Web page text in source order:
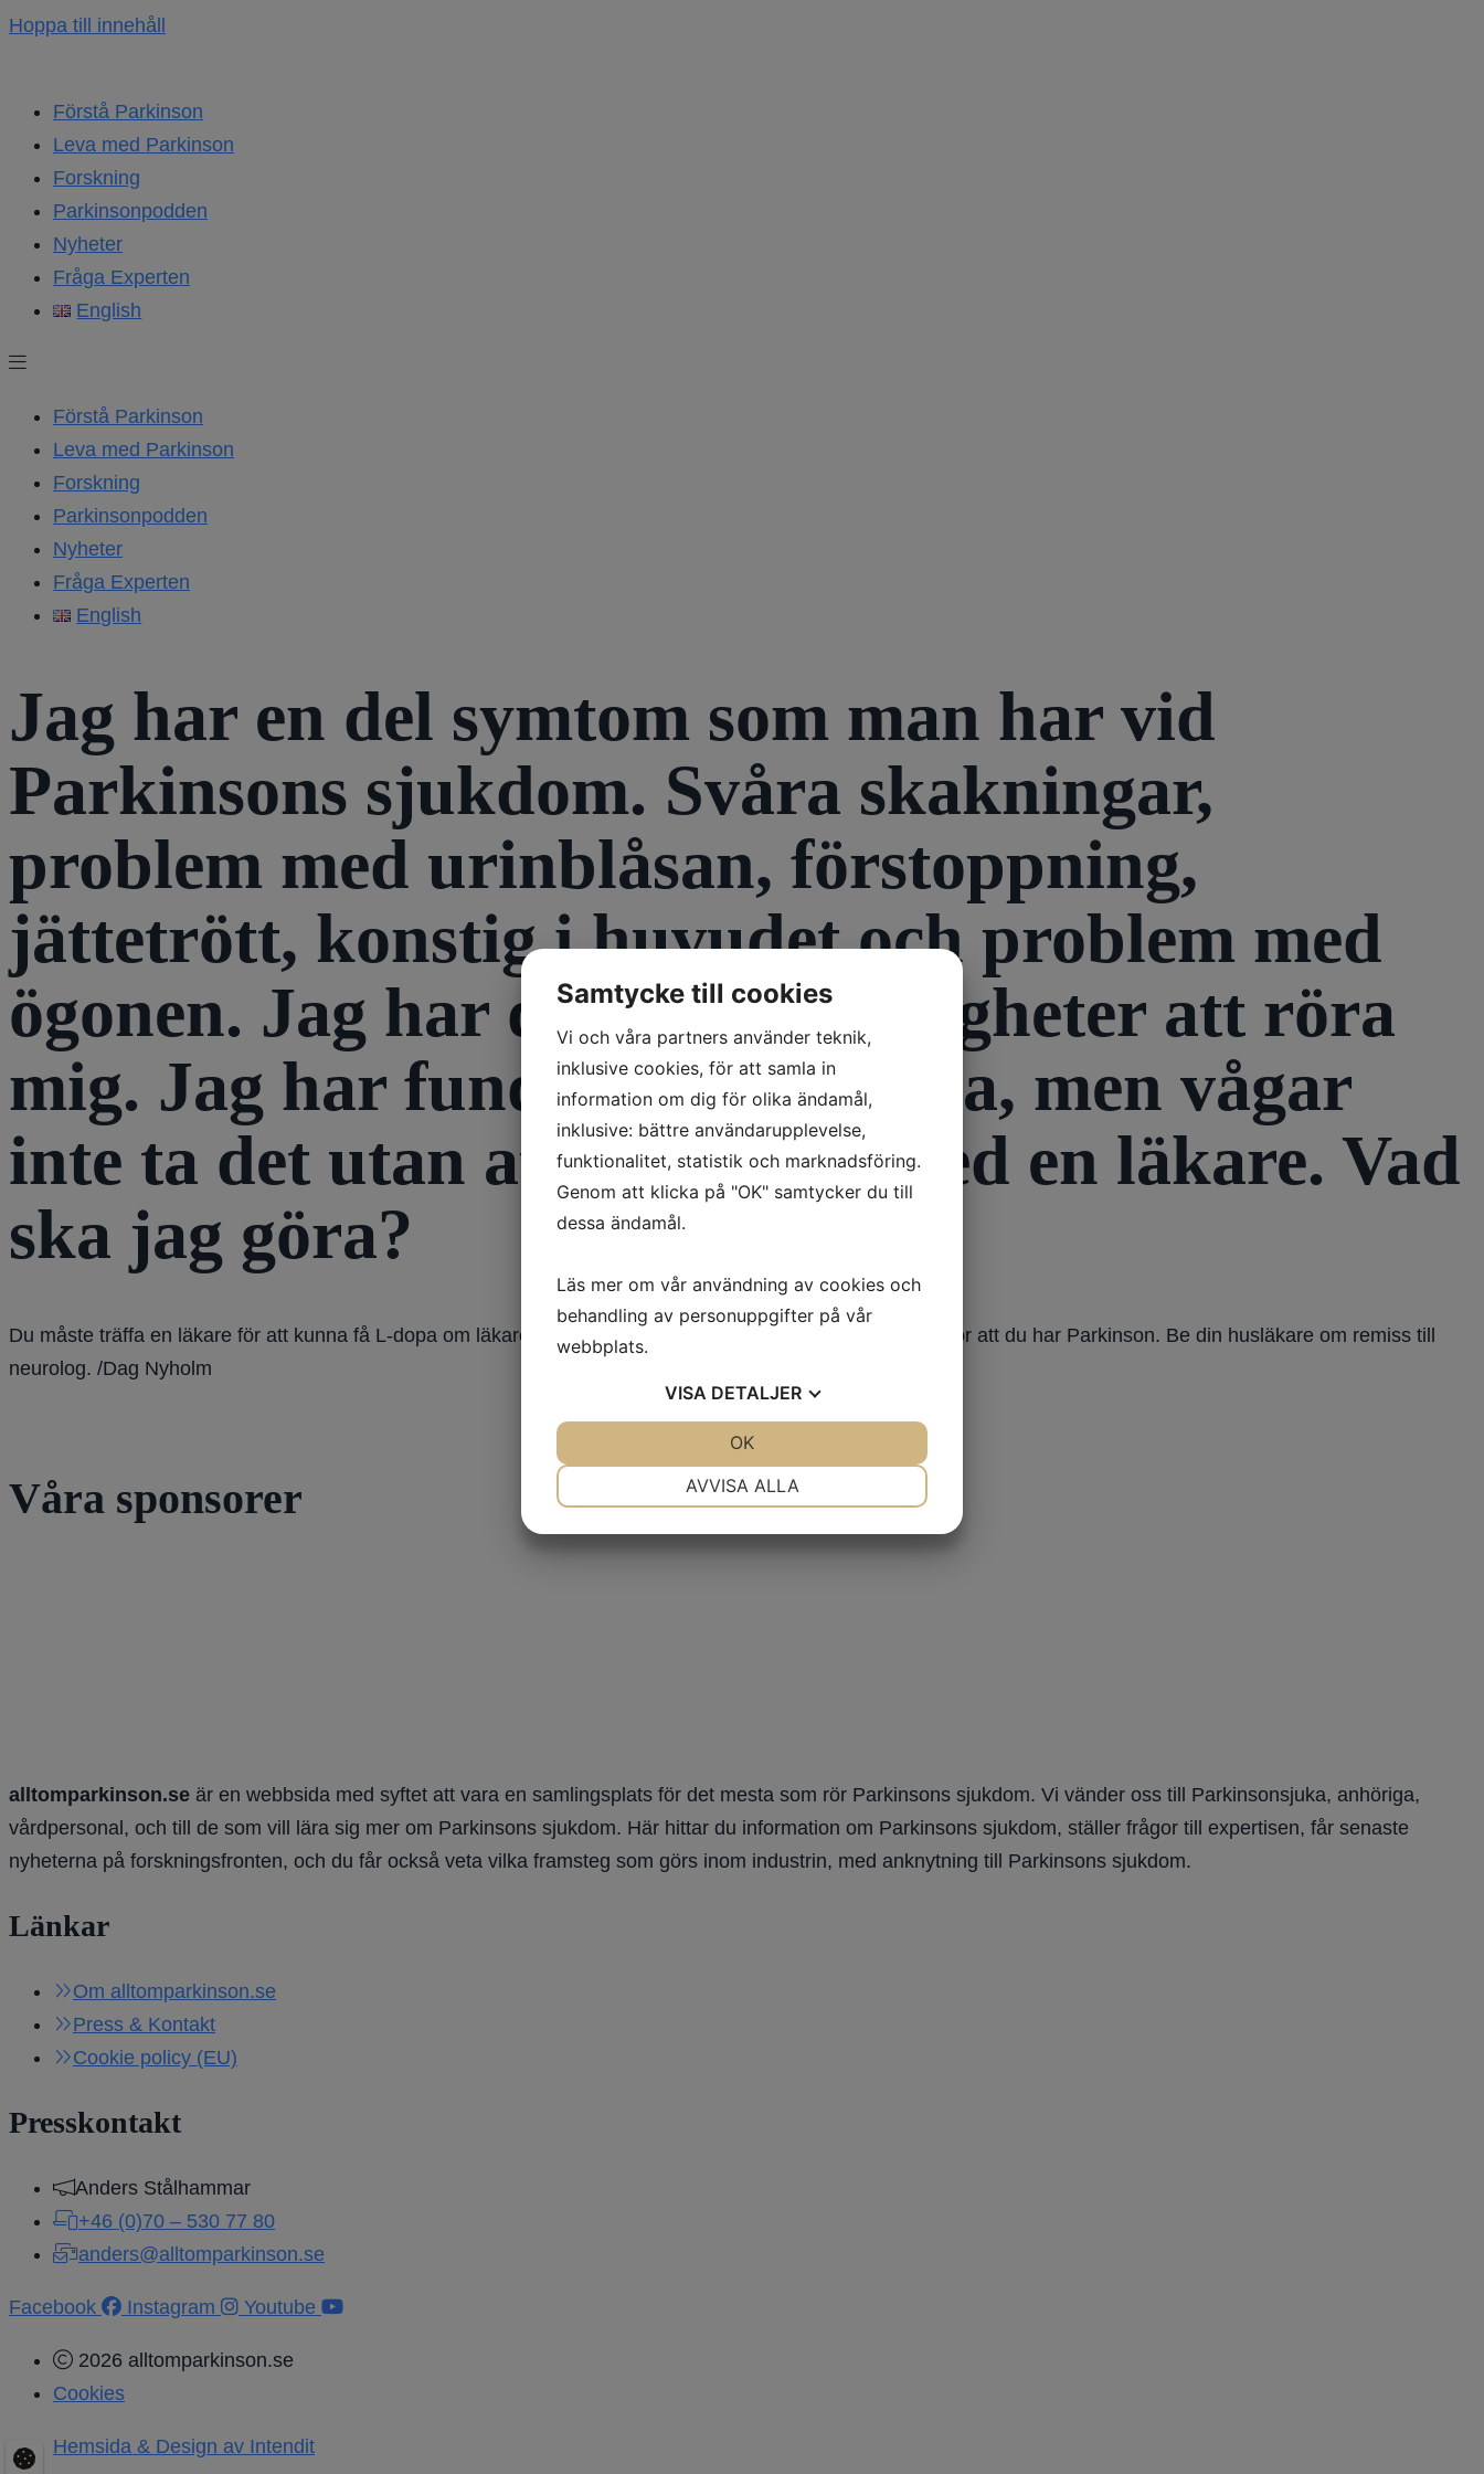
Hoppa till innehåll
Förstå Parkinson
Leva med Parkinson
Forskning
Parkinsonpodden
Nyheter
Fråga Experten
English
Förstå Parkinson
Leva med Parkinson
Forskning
Parkinsonpodden
Nyheter
Fråga Experten
English
Jag har en del symtom som man har vid
Parkinsons sjukdom. Svåra skakningar,
problem med urinblåsan, förstoppning,
jättetrött, konstig i huvudet och problem med
ögonen. Jag har dessutom svårigheter att röra
mig. Jag har funderat på L-dopa, men vågar
inte ta det utan att ha pratat med en läkare. Vad
ska jag göra?
Du måste träffa en läkare för att kunna få L-dopa om läkaren efter att ha pratat med dig och undersökt dig tror att du har Parkinson. Be din husläkare om remiss till
neurolog. /Dag Nyholm
Våra sponsorer
alltomparkinson.se är en webbsida med syftet att vara en samlingsplats för det mesta som rör Parkinsons sjukdom. Vi vänder oss till Parkinsonsjuka, anhöriga,
vårdpersonal, och till de som vill lära sig mer om Parkinsons sjukdom. Här hittar du information om Parkinsons sjukdom, ställer frågor till expertisen, får senaste
nyheterna på forskningsfronten, och du får också veta vilka framsteg som görs inom industrin, med anknytning till Parkinsons sjukdom.
Länkar
Om alltomparkinson.se
Press & Kontakt
Cookie policy (EU)
Presskontakt
Anders Stålhammar
+46 (0)70 – 530 77 80
anders@alltomparkinson.se
Facebook Instagram Youtube
2026 alltomparkinson.se
Cookies
Hemsida & Design av Intendit
Samtycke till cookies
Vi och våra partners använder teknik,
inklusive cookies, för att samla in
information om dig för olika ändamål,
inklusive: bättre användarupplevelse,
funktionalitet, statistik och marknadsföring.
Genom att klicka på "OK" samtycker du till
dessa ändamål.
Läs mer om vår användning av cookies och
behandling av personuppgifter på vår
webbplats.
VISA DETALJER
AVVISA ALLA
OK